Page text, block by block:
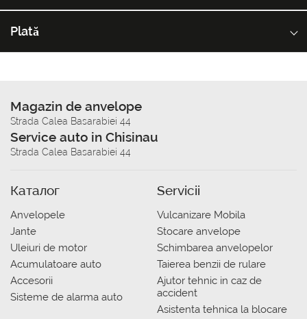
Plată
Magazin de anvelope
Strada Calea Basarabiei 44
Service auto in Chisinau
Strada Calea Basarabiei 44
Каталог
Anvelopele
Jante
Uleiuri de motor
Acumulatoare auto
Accesorii
Sisteme de alarma auto
Servicii
Vulcanizare Mobila
Stocare anvelope
Schimbarea anvelopelor
Taierea benzii de rulare
Ajutor tehnic in caz de
accident
Asistenta tehnica la blocare